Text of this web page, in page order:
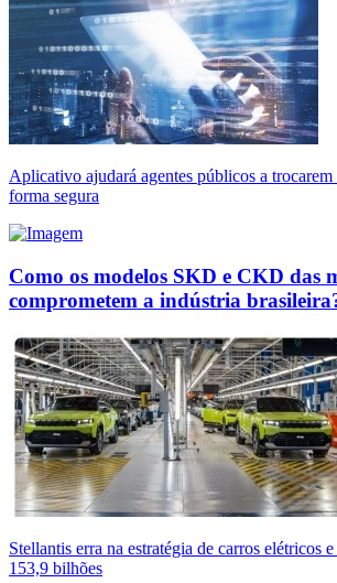
Aplicativo ajudará agentes públicos a
forma segura
Como os modelos SKD e CKD das
comprometem a indústria
Stellantis erra na estratégia de carros elétricos
153,9 bilhões